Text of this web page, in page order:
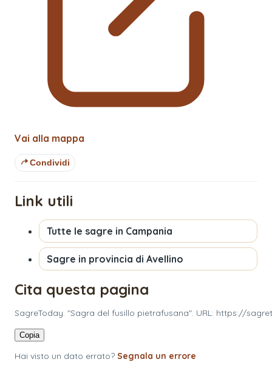
Vai alla mappa
Condividi
Link utili
Tutte le sagre in Campania
Sagre in provincia di Avellino
Cita questa pagina
SagreToday. "Sagra del fusillo pietrafusana". URL: https://
Copia
Hai visto un dato errato? Segnala un errore